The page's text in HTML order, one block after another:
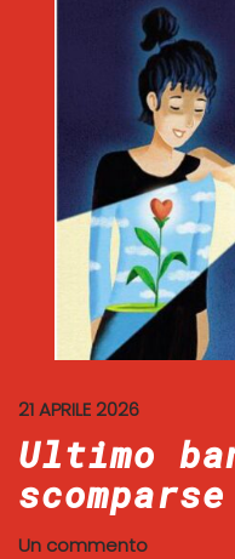
21 APRILE 2026
Ultimo
scomparse
Un commento